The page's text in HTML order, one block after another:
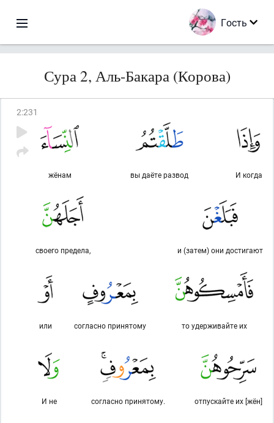
Гость
Сура 2, Аль-Бакара (Корова)
2:231
И когда
вы даёте развод
жёнам
и (затем) они достигают
своего предела,
то удерживайте их
согласно принятому
или
отпускайте их [жён]
согласно принятому.
И не